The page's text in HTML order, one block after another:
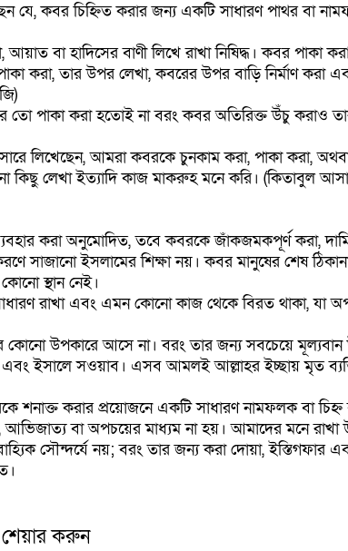
যে, কবর চিহ্নিত করার জন্য একটি সাধারণ পাথর বা
বা হাদিসের বাণী লিখে রাখা নিষিদ্ধ। কবর পাকা
করা, তার উপর লেখা, কবরের উপর বাড়ি নির্মাণ করা
তো পাকা করা হতোই না বরং কবর অতিরিক্ত উঁচু করাও
লিখেছেন, আমরা কবরকে চুনকাম করা, পাকা করা,
কিছু লেখা ইত্যাদি কাজ মাকরুহ মনে করি। (কিতাবুল
করা অনুমোদিত, তবে কবরকে জাঁকজমকপূর্ণ করা, দামি
সাজানো ইসলামের শিক্ষা নয়। কবর মানুষের শেষ
স্থান নেই।
রাখা এবং এমন কোনো কাজ থেকে বিরত থাকা, যা
কোনো উপকারে আসে না। বরং তার জন্য সবচেয়ে
এবং ইসালে সওয়াব। এসব আমলই আল্লাহর ইচ্ছায় মৃত
শনাক্ত করার প্রয়োজনে একটি সাধারণ নামফলক বা চিহ্ন
বা অপচয়ের মাধ্যম না হয়। আমাদের মনে রাখা
সৌন্দর্যে নয়; বরং তার জন্য করা দোয়া, ইস্তিগফার
শেয়ার করুন